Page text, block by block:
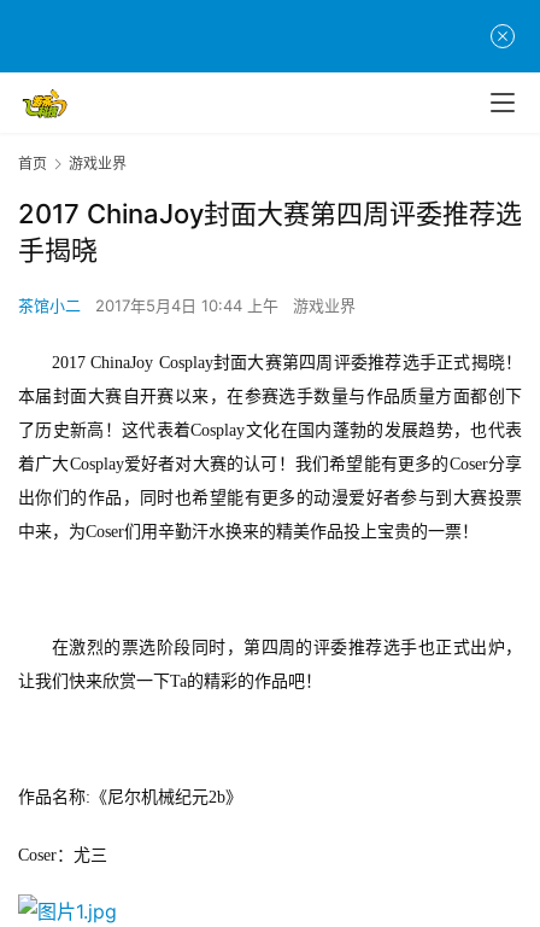
首页 游戏业界
2017 ChinaJoy封面大赛第四周评委推荐选
手揭晓
茶馆小二 2017年5月4日 10:44 上午 游戏业界
2017 ChinaJoy Cosplay封面大赛第四周评委推荐选手正式揭晓！
本届封面大赛自开赛以来，在参赛选手数量与作品质量方面都创下
了历史新高！这代表着Cosplay文化在国内蓬勃的发展趋势，也代表
着广大Cosplay爱好者对大赛的认可！我们希望能有更多的Coser分享
出你们的作品，同时也希望能有更多的动漫爱好者参与到大赛投票
中来，为Coser们用辛勤汗水换来的精美作品投上宝贵的一票！
在激烈的票选阶段同时，第四周的评委推荐选手也正式出炉，
让我们快来欣赏一下Ta的精彩的作品吧！
作品名称: 《尼尔机械纪元2b》
Coser：尤三